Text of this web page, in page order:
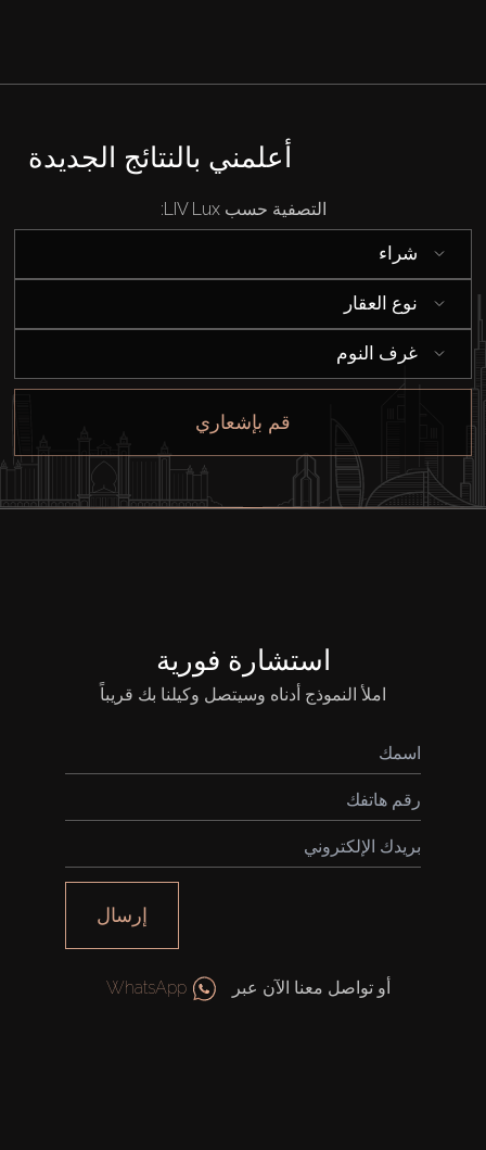
أعلمني بالنتائج الجديدة
التصفية حسب LIV Lux:
شراء
نوع العقار
غرف النوم
قم بإشعاري
استشارة فورية
املأ النموذج أدناه وسيتصل وكيلنا بك قريباً
إرسال
أو تواصل معنا الآن عبر WhatsApp